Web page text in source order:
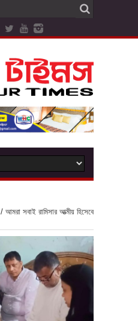
/ আমরা সবাই রামিসার আত্মীয় হিসেবে